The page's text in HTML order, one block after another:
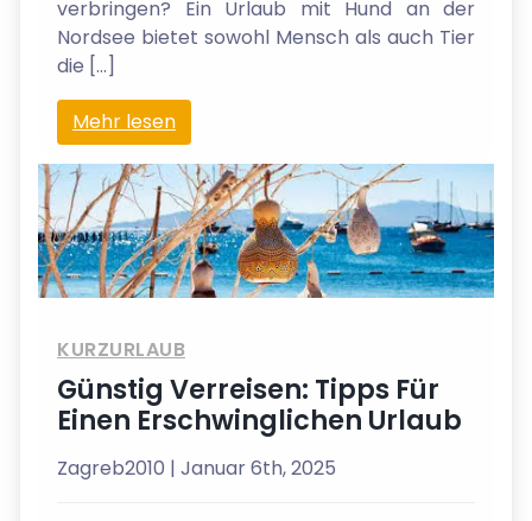
verbringen? Ein Urlaub mit Hund an der
Nordsee bietet sowohl Mensch als auch Tier
die […]
Mehr lesen
KURZURLAUB
Günstig Verreisen: Tipps Für
Einen Erschwinglichen Urlaub
Zagreb2010 | Januar 6th, 2025